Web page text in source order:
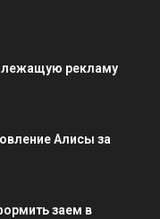
рекламу
Алисы за
заем в